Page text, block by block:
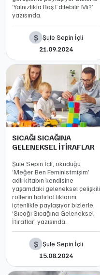
‘Yalnızlıkla Baş Edilebilir Mi?’
yazısında.
Ş Şule Sepin İçli
21.09.2024
SICAĞI SICAĞINA
GELENEKSEL İTİRAFLAR
Şule Sepin İçli, okuduğu
‘Meğer Ben Feministmişim’
adlı kitabın kendisine
yaşamdaki geleneksel çelişkili
rollerin hatırlattıklarını
içtenlikle paylaşıyor bizlerle,
‘Sıcağı Sıcağına Geleneksel
İtiraflar’ yazısında.
Ş Şule Sepin İçli
15.08.2024